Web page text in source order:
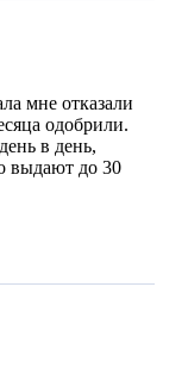
мне отказали
одобрили.
в день,
выдают до 30